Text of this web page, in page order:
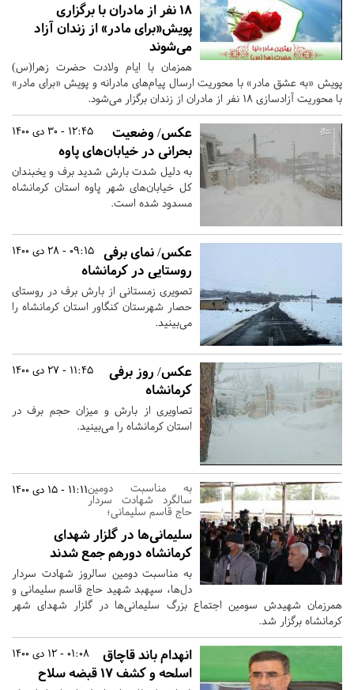
18 نفر از مادران با برگزاری
پویش«برای مادر» از زندان آزاد
می‌شوند
همزمان با ایام ولادت حضرت زهرا(س)
پویش «به عشق مادر» با محوریت ارسال پیام‌های مادرانه و پویش «برای مادر»
با محوریت آزادسازی 18 نفر از مادران از زندان برگزار می‌شود.
12:45 - 30 دی 1400
عکس/ وضعیت
بحرانی در خیابان‌های پاوه
به دلیل شدت بارش شدید برف و یخبندان
کل خیابان‌های شهر پاوه استان کرمانشاه
مسدود شده است.
09:15 - 28 دی 1400
عکس/ نمای برفی
روستایی در کرمانشاه
تصویری زمستانی از بارش برف در روستای
حصار شهرستان کنگاور استان کرمانشاه را
می‌بینید.
11:45 - 27 دی 1400
عکس/ روز برفی
کرمانشاه
تصاویری از بارش و میزان حجم برف در
استان کرمانشاه را می‌بینید.
11:11 - 15 دی 1400به مناسبت دومین
سالگرد شهادت سردار
حاج قاسم سلیمانی؛
سلیمانی‌ها در گلزار شهدای
کرمانشاه دورهم جمع شدند
به مناسبت دومین سالروز شهادت سردار
دل‌ها، سپهبد شهید حاج قاسم سلیمانی و
همرزمان شهیدش سومین اجتماع بزرگ سلیمانی‌ها در گلزار شهدای شهر
کرمانشاه برگزار شد.
01:08 - 12 دی 1400
انهدام باند قاچاق
اسلحه و کشف ۱۷ قبضه سلاح